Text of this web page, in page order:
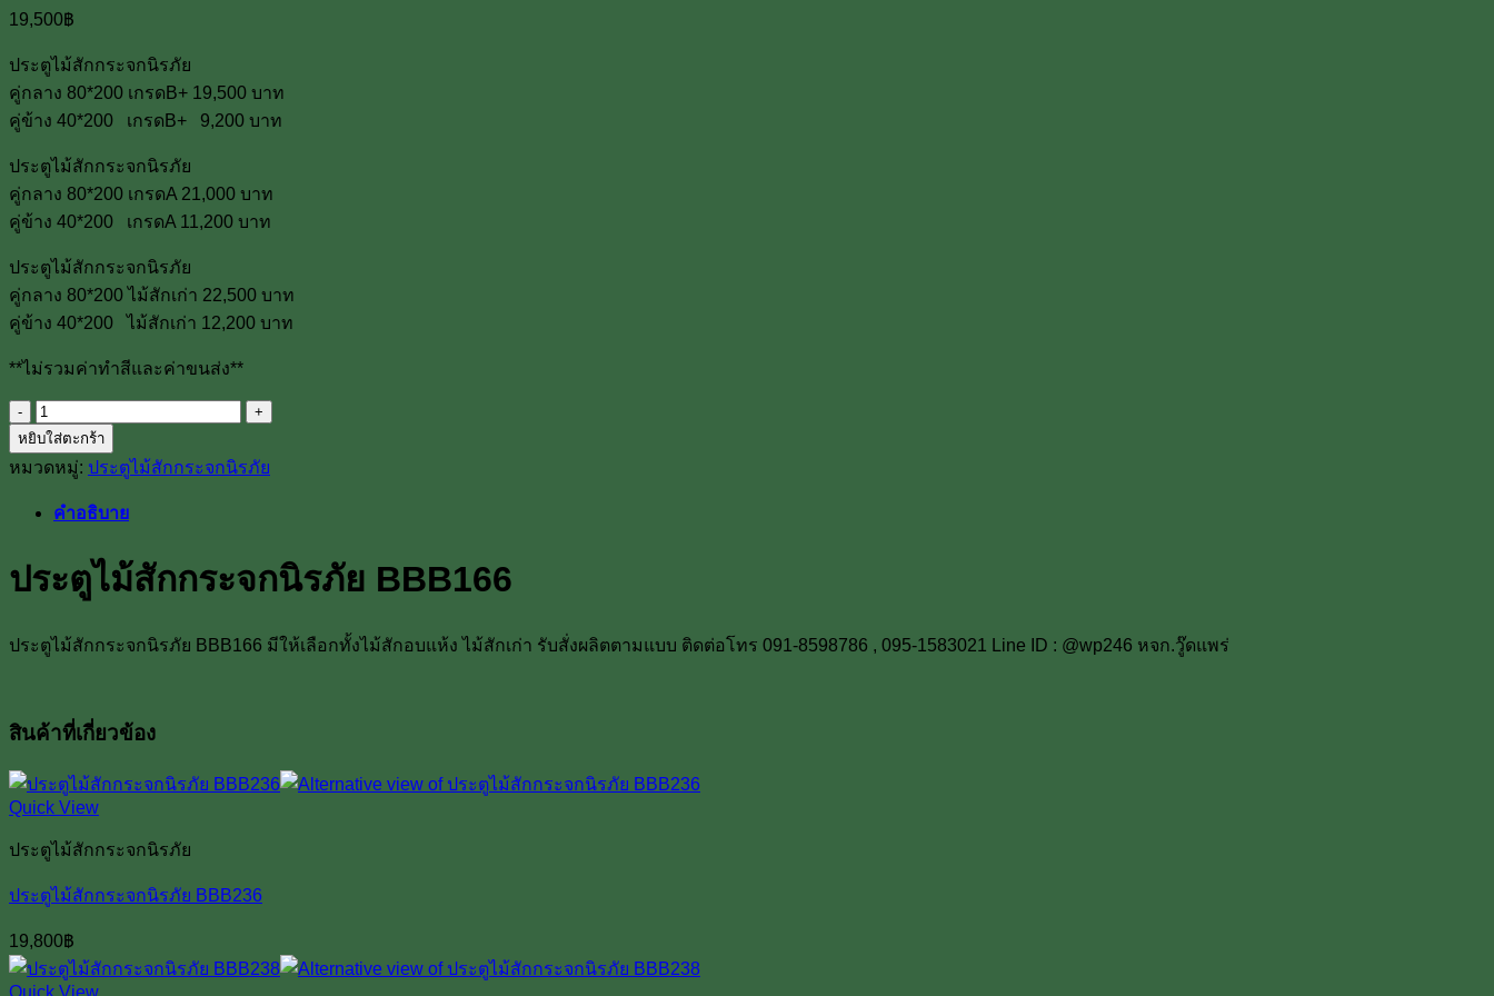
19,500฿
ประตูไม้สักกระจกนิรภัย
คู่กลาง 80*200 เกรดB+ 19,500 บาท
คู่ข้าง 40*200 เกรดB+ 9,200 บาท
ประตูไม้สักกระจกนิรภัย
คู่กลาง 80*200 เกรดA 21,000 บาท
คู่ข้าง 40*200 เกรดA 11,200 บาท
ประตูไม้สักกระจกนิรภัย
คู่กลาง 80*200 ไม้สักเก่า 22,500 บาท
คู่ข้าง 40*200 ไม้สักเก่า 12,200 บาท
**ไม่รวมค่าทำสีและค่าขนส่ง**
จำนวน
ประตู
ไม้
กระจก
BBB166
หยิบใส่ตะกร้า
หมวดหมู่: ประตูไม้สักกระจกนิรภัย
คำอธิบาย
ประตูไม้สักกระจกนิรภัย BBB166
ประตูไม้สักกระจกนิรภัย BBB166 มีให้เลือกทั้งไม้สักอบแห้ง ไม้สักเก่า รับสั่งผลิตตามแบบ ติดต่อโทร 091-8598786 , 095-1583021 Line ID : @wp246 หจก.วู๊ดแพร่
สินค้าที่เกี่ยวข้อง
Quick View
ประตูไม้สักกระจกนิรภัย
ประตูไม้สักกระจกนิรภัย BBB236
19,800฿